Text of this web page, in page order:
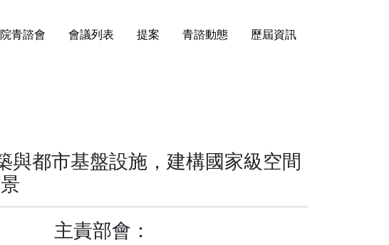
青諮會 會議列表 提案 青諮動態 歷屆資訊
與都市基盤設施，建構國家級空間
主責部會：